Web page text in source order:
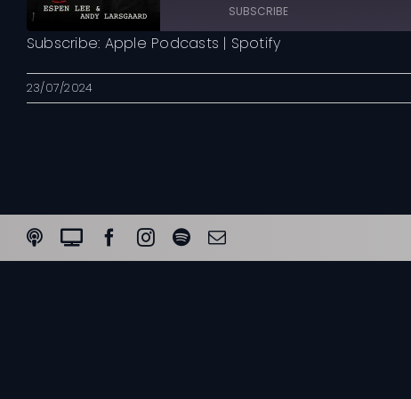
Seconds
seconds
SUBSCRIBE
RSS FEED
Subscribe: Apple Podcasts | Spotify
23/07/2024